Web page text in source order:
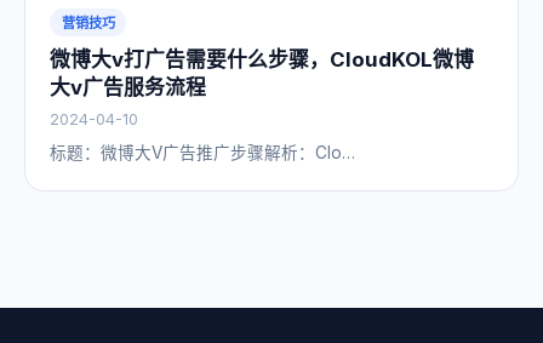
营销技巧
微博大v打广告需要什么步骤，CloudKOL微博
大v广告服务流程
2024-04-10
​标题：微博大V广告推广步骤解析：Clo…